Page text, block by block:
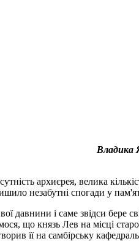
Владика
архиєрея, велика
незабутні спогади у
давнини і саме звідси бере
що князь Лев на місці
її на самбірську